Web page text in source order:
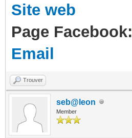
Site web
Page Facebook:
Email
Trouver
seb@leon
Member